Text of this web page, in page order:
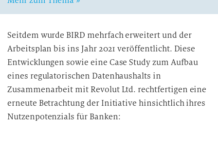
Seitdem wurde BIRD mehrfach erweitert und der
Arbeitsplan bis ins Jahr 2021 veröffentlicht. Diese
Entwicklungen sowie eine Case Study zum Aufbau
eines regulatorischen Datenhaushalts in
Zusammenarbeit mit Revolut Ltd. rechtfertigen eine
erneute Betrachtung der Initiative hinsichtlich ihres
Nutzenpotenzials für Banken: